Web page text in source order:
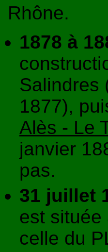
Rhône.
1878 à
Salindres
1877),
Alès - Le
janvier
pas.
31 juillet
est située
celle du